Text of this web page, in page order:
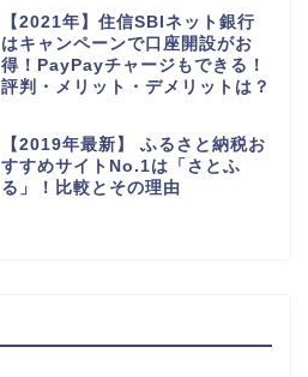
【2021年】住信SBIネット銀行
はキャンペーンで口座開設がお
得！PayPayチャージもできる！
評判・メリット・デメリットは？
【2019年最新】 ふるさと納税お
すすめサイトNo.1は「さとふ
る」！比較とその理由